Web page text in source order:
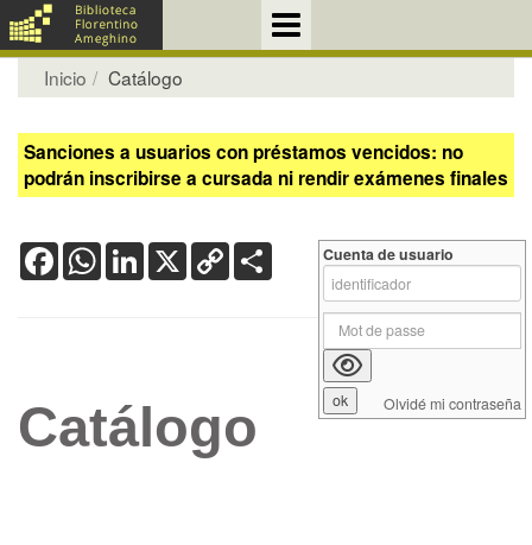
Inicio Catálogo
Sanciones a usuarios con préstamos vencidos: no
podrán inscribirse a cursada ni rendir exámenes finales
FacebookWhatsApp
LinkedIn
X Copy
Link
Catálogo
Cuenta de usuario
Olvidé mi contraseña